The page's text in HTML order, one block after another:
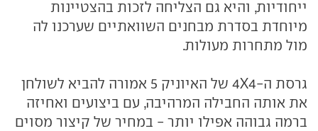
ייחודיות, והיא גם הצליחה לזכות בהצטיינות
מיוחדת בסדרת מבחנים השוואתיים שערכנו לה
מול מתחרות מעולות.
גרסת ה-4X4 של האיוניק 5 אמורה להביא לשולחן
את אותה החבילה המרהיבה, עם ביצועים ואחיזה
ברמה גבוהה אפילו יותר - במחיר של קיצור מסוים